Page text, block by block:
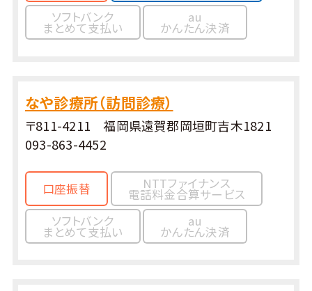
ソフトバンク
まとめて支払い
au
かんたん決済
なや診療所（訪問診療）
〒811-4211 福岡県遠賀郡岡垣町吉木1821
093-863-4452
口座振替 NTTファイナンス
電話料金合算サービス
ソフトバンク
まとめて支払い
au
かんたん決済